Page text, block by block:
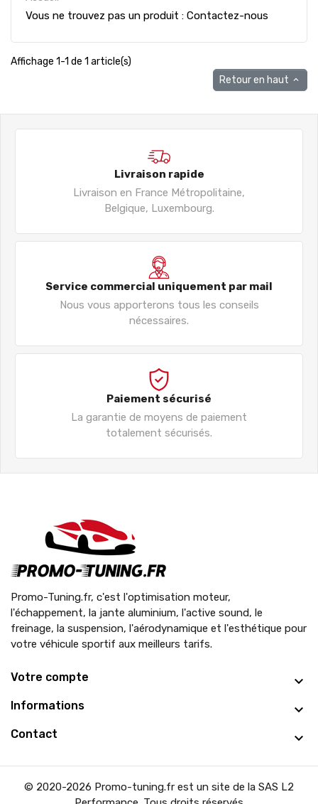
Vous ne trouvez pas un produit : Contactez-nous
Affichage 1-1 de 1 article(s)
Retour en haut 
Livraison rapide
Livraison en France Métropolitaine,
Belgique, Luxembourg.
Service commercial uniquement par mail
Nous vous apporterons tous les conseils
nécessaires.
Paiement sécurisé
La garantie de moyens de paiement
totalement sécurisés.
Promo-Tuning.fr, c'est l'optimisation moteur,
l'échappement, la jante aluminium, l'active sound, le
freinage, la suspension, l'aérodynamique et l'esthétique pour
votre véhicule sportif aux meilleurs tarifs.
Votre compte
Informations
Contact
© 2020-2026 Promo-tuning.fr est un site de la SAS L2